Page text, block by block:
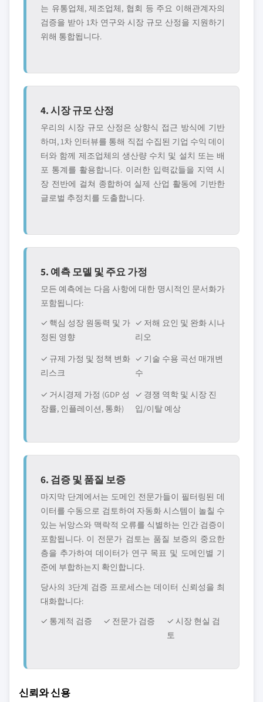
는 유통업체, 제조업체, 협회 등 주요 이해관계자의
검증을 받아 1차 연구와 시장 규모 산정을 지원하기
위해 통합됩니다.
4. 시장 규모 산정
우리의 시장 규모 산정은 상향식 접근 방식에 기반
하며, 1차 인터뷰를 통해 직접 수집된 기업 수익 데이
터와 함께 제조업체의 생산량 수치 및 설치 또는 배
포 통계를 활용합니다. 이러한 입력값들을 지역 시
장 전반에 걸쳐 종합하여 실제 산업 활동에 기반한
글로벌 추정치를 도출합니다.
5. 예측 모델 및 주요 가정
모든 예측에는 다음 사항에 대한 명시적인 문서화가
포함됩니다:
✓ 핵심 성장 원동력 및 가
정된 영향
✓ 저해 요인 및 완화 시나
리오
✓ 규제 가정 및 정책 변화
리스크
✓ 기술 수용 곡선 매개변
수
✓ 거시경제 가정 (GDP 성
장률, 인플레이션, 통화)
✓ 경쟁 역학 및 시장 진
입/이탈 예상
6. 검증 및 품질 보증
마지막 단계에서는 도메인 전문가들이 필터링된 데
이터를 수동으로 검토하여 자동화 시스템이 놀칠 수
있는 뉘앙스와 맥락적 오류를 식별하는 인간 검증이
포함됩니다. 이 전문가 검토는 품질 보증의 중요한
층을 추가하여 데이터가 연구 목표 및 도메인별 기
준에 부합하는지 확인합니다.
당사의 3단계 검증 프로세스는 데이터 신뢰성을 최
대화합니다:
✓ 통계적 검증
✓ 전문가 검증
✓ 시장 현실 검
토
신뢰와 신용